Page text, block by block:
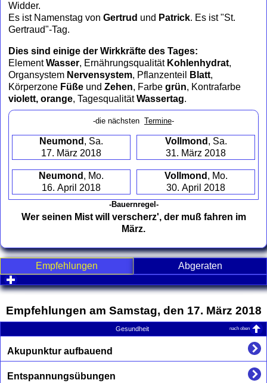
Widder.
Es ist Namenstag von Gertrud und Patrick. Es ist "St.
Gertraud"-Tag.
Dies sind einige der Wirkkräfte des Tages:
ElementWasser, Ernährungsqualität Kohlenhydrat,
Organsystem Nervensystem, Pflanzenteil Blatt,
Körperzone Füße und Zehen, Farbe grün, Kontrafarbe
violett, orange, TagesqualitätWassertag.
-die nächsten Termine-
Neumond , Sa.
17. März 2018
Vollmond , Sa.
31. März 2018
Neumond , Mo.
16. April 2018
Vollmond , Mo.
30. April 2018
-Bauernregel-
Wer seinen Mist will verscherz', der muß fahren im
März.
Empfehlungen
Abgeraten
click to expand contents
Empfehlungen am Samstag, den 17. März 2018
Gesundheit nach oben
Akupunktur aufbauend
Entspannungsübungen